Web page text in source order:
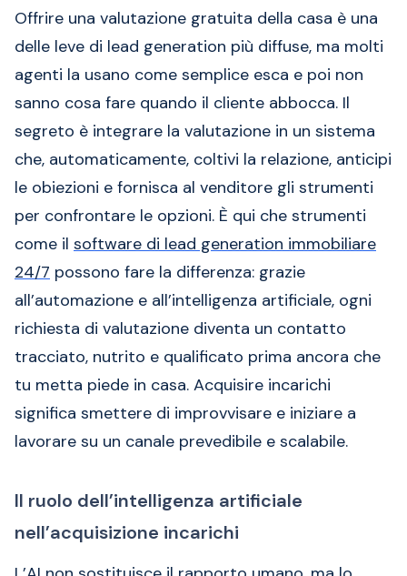
Offrire una valutazione gratuita della casa è una
delle leve di lead generation più diffuse, ma molti
agenti la usano come semplice esca e poi non
sanno cosa fare quando il cliente abbocca. Il
segreto è integrare la valutazione in un sistema
che, automaticamente, coltivi la relazione, anticipi
le obiezioni e fornisca al venditore gli strumenti
per confrontare le opzioni. È qui che strumenti
come il software di lead generation immobiliare
24/7 possono fare la differenza: grazie
all’automazione e all’intelligenza artificiale, ogni
richiesta di valutazione diventa un contatto
tracciato, nutrito e qualificato prima ancora che
tu metta piede in casa. Acquisire incarichi
significa smettere di improvvisare e iniziare a
lavorare su un canale prevedibile e scalabile.
Il ruolo dell’intelligenza artificiale
nell’acquisizione incarichi